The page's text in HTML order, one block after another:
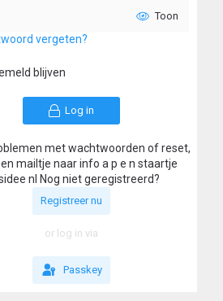
Toon
vergeten?
blijven
Log in
met wachtwoorden of reset,
mailtje naar info a p e n staartje
nl Nog niet geregistreerd?
Registreer nu
or log in via
Passkey